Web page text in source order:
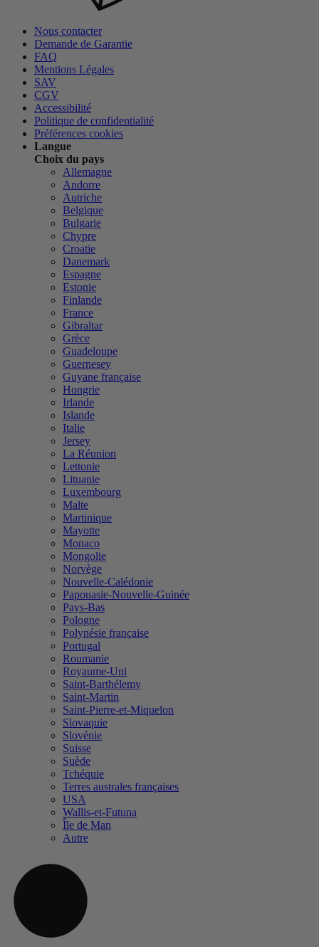
Nous contacter
Demande de Garantie
FAQ
Mentions Légales
SAV
CGV
Accessibilité
Politique de confidentialité
Préférences cookies
Langue
Choix du pays
Allemagne
Andorre
Autriche
Belgique
Bulgarie
Chypre
Croatie
Danemark
Espagne
Estonie
Finlande
France
Gibraltar
Grèce
Guadeloupe
Guernesey
Guyane française
Hongrie
Irlande
Islande
Italie
Jersey
La Réunion
Lettonie
Lituanie
Luxembourg
Malte
Martinique
Mayotte
Monaco
Mongolie
Norvège
Nouvelle-Calédonie
Papouasie-Nouvelle-Guinée
Pays-Bas
Pologne
Polynésie française
Portugal
Roumanie
Royaume-Uni
Saint-Barthélemy
Saint-Martin
Saint-Pierre-et-Miquelon
Slovaquie
Slovénie
Suisse
Suède
Tchéquie
Terres australes françaises
USA
Wallis-et-Futuna
Île de Man
Autre